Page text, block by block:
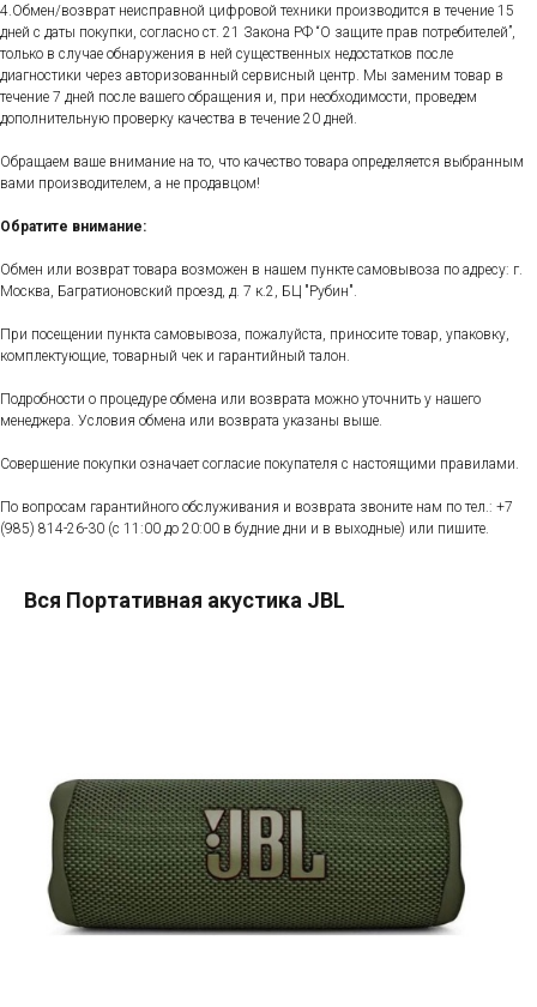
4.Обмен/возврат неисправной цифровой техники производится в течение 15
дней с даты покупки, согласно ст. 21 Закона РФ “О защите прав потребителей”,
только в случае обнаружения в ней существенных недостатков после
диагностики через авторизованный сервисный центр. Мы заменим товар в
течение 7 дней после вашего обращения и, при необходимости, проведем
дополнительную проверку качества в течение 20 дней.
Обращаем ваше внимание на то, что качество товара определяется выбранным
вами производителем, а не продавцом!
Обратите внимание:
Обмен или возврат товара возможен в нашем пункте самовывоза по адресу: г.
Москва, Багратионовский проезд, д. 7 к.2, БЦ "Рубин".
При посещении пункта самовывоза, пожалуйста, приносите товар, упаковку,
комплектующие, товарный чек и гарантийный талон.
Подробности о процедуре обмена или возврата можно уточнить у нашего
менеджера. Условия обмена или возврата указаны выше.
Совершение покупки означает согласие покупателя с настоящими правилами.
По вопросам гарантийного обслуживания и возврата звоните нам по тел.: +7
(985) 814-26-30 (с 11:00 до 20:00 в будние дни и в выходные) или пишите.
Вся Портативная акустика JBL